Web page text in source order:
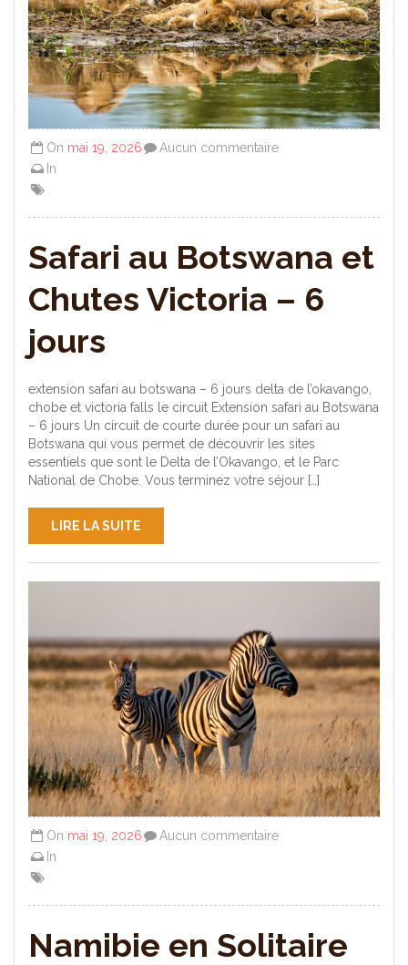
On mai 19, 2026
In
Aucun commentaire
Safari au Botswana et
Chutes Victoria – 6
jours
extension safari au botswana – 6 jours delta de l’okavango,
chobe et victoria falls le circuit Extension safari au Botswana
– 6 jours Un circuit de courte durée pour un safari au
Botswana qui vous permet de découvrir les sites
essentiels que sont le Delta de l’Okavango, et le Parc
National de Chobe. Vous terminez votre séjour […]
LIRE LA SUITE
On mai 19, 2026
In
Aucun commentaire
Namibie en Solitaire